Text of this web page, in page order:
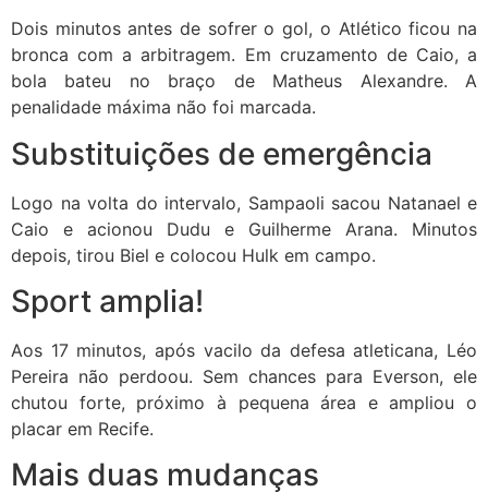
Dois minutos antes de sofrer o gol, o Atlético ficou na
bronca com a arbitragem. Em cruzamento de Caio, a
bola bateu no braço de Matheus Alexandre. A
penalidade máxima não foi marcada.
Substituições de emergência
Logo na volta do intervalo, Sampaoli sacou Natanael e
Caio e acionou Dudu e Guilherme Arana. Minutos
depois, tirou Biel e colocou Hulk em campo.
Sport amplia!
Aos 17 minutos, após vacilo da defesa atleticana, Léo
Pereira não perdoou. Sem chances para Everson, ele
chutou forte, próximo à pequena área e ampliou o
placar em Recife.
Mais duas mudanças